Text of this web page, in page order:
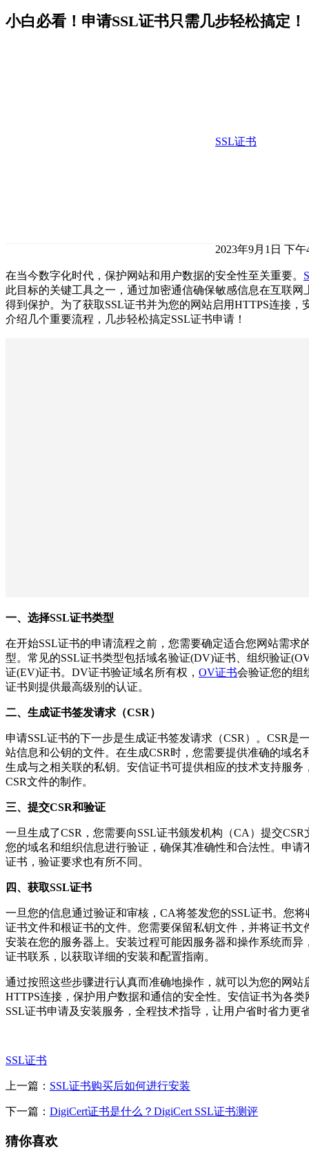
小白必看！申请SSL证书只需几步轻松搞定！
SSL证书
2023年9月1日 下午
在当今数字化时代，保护网站和用户数据的安全性至关重要。
此目标的关键工具之一，通过加密通信确保敏感信息在互联网
得到保护。为了获取SSL证书并为您的网站启用HTTPS连接，
介绍几个重要流程，几步轻松搞定SSL证书申请！
一、选择SSL证书类型
在开始SSL证书的申请流程之前，您需要确定适合您网站需求
型。常见的SSL证书类型包括域名验证(DV)证书、组织验证
证(EV)证书。DV证书验证域名所有权， OV证书会验证您的组
证书则提供最高级别的认证。
二、生成证书签发请求（CSR）
申请SSL证书的下一步是生成证书签发请求（CSR）。CSR是
站信息和公钥的文件。在生成CSR时，您需要提供准确的域名
生成与之相关联的私钥。安信证书可提供相应的技术支持服务
CSR文件的制作。
三、提交CSR和验证
一旦生成了CSR，您需要向SSL证书颁发机构（CA）提交CSR
您的域名和组织信息进行验证，确保其准确性和合法性。申请
证书，验证要求也有所不同。
四、获取SSL证书
一旦您的信息通过验证和审核，CA将签发您的SSL证书。您
证书文件和根证书的文件。您需要保留私钥文件，并将证书文
安装在您的服务器上。安装过程可能因服务器和操作系统而异
证书联系，以获取详细的安装和配置指南。
通过按照这些步骤进行认真而准确地操作，就可以为您的网站
HTTPS连接，保护用户数据和通信的安全性。安信证书为各类
SSL证书申请及安装服务，全程技术指导，让用户省时省力更
SSL证书
上一篇： SSL证书购买后如何进行安装
下一篇： DigiCert证书是什么？DigiCert SSL证书测评
猜你喜欢